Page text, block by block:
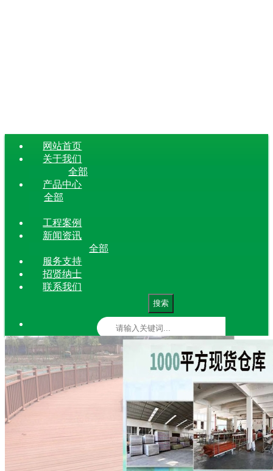
网站首页
关于我们
全部
产品中心
全部
工程案例
新闻资讯
全部
服务支持
招贤纳士
联系我们
搜索